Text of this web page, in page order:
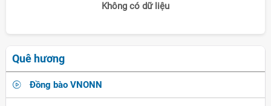
Không có dữ liệu
Quê hương
Đồng bào VNONN